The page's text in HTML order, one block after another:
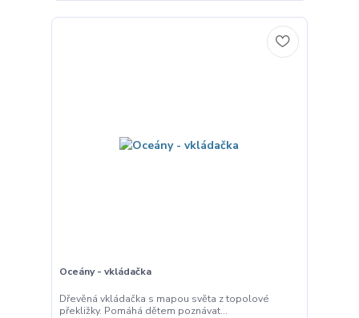
Oceány - vkládačka
Dřevěná vkládačka s mapou světa z topolové
překližky. Pomáhá dětem poznávat...